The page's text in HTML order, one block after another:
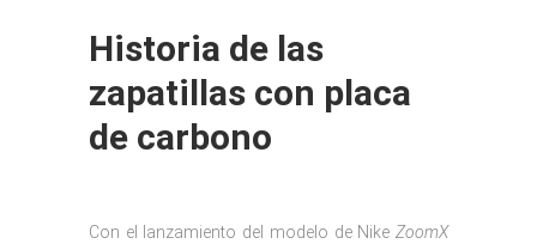
Historia de las
zapatillas con placa
de carbono
Con el lanzamiento del modelo de Nike ZoomX